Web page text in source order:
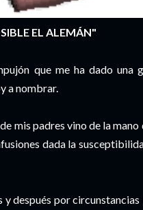
EL ALEMÁN"
que me ha dado una
a nombrar.
mis padres vino de la
dada la
y después por